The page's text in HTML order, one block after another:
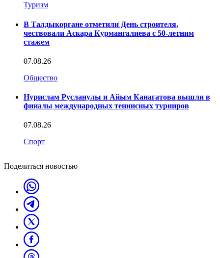
Туризм
В Талдыкоргане отметили День строителя,
чествовали Аскара Курмангалиева с 50-летним
стажем
07.08.26
Общество
Нурислам Русланулы и Айым Канагатова вышли в
финалы международных теннисных турниров
07.08.26
Спорт
Поделиться новостью